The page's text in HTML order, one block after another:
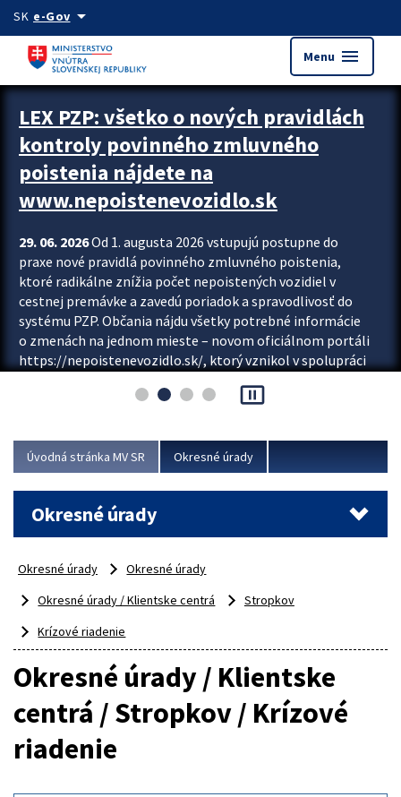
Preskocit na hlavný obsah
SK e-Govarrow_drop_down
Menu menu
Zastavit automatický posun upútavok
LEX PZP: všetko o nových pravidlách
kontroly povinného zmluvného
poistenia nájdete na
www.nepoistenevozidlo.sk
29. 06. 2026Od 1. augusta 2026 vstupujú postupne do
praxe nové pravidlá povinného zmluvného poistenia,
ktoré radikálne znížia počet nepoistených vozidiel v
cestnej premávke a zavedú poriadok a spravodlivosť do
systému PZP. Občania nájdu všetky potrebné informácie
o zmenách na jednom mieste – novom oficiálnom portáli
https://nepoistenevozidlo.sk/, ktorý vznikol v spolupráci
asociácie poisťovní (SLASPO) a Ministerstva vnútra SR.
Viac
pause_presentation
Úvodná stránka MV SR Okresné úrady
Okresné úrady
Okresné úrady
Okresné úrady
Okresné úrady / Klientske centrá
Stropkov
Krízové riadenie
Okresné úrady / Klientske
centrá / Stropkov / Krízové
riadenie